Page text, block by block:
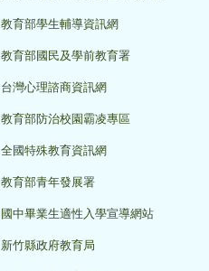
教育部學生輔導資訊網
教育部國民及學前教育署
台灣心理諮商資訊網
教育部防治校園霸凌專區
全國特殊教育資訊網
教育部青年發展署
國中畢業生適性入學宣導網站
新竹縣政府教育局